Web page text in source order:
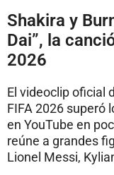
Shakira y
Dai”, la
2026
El videoclip oficial
FIFA 2026 superó
en YouTube en
reúne a grandes
Lionel Messi,